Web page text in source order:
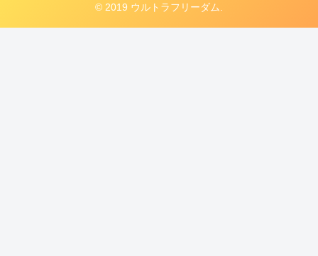
© 2019 ウルトラフリーダム.